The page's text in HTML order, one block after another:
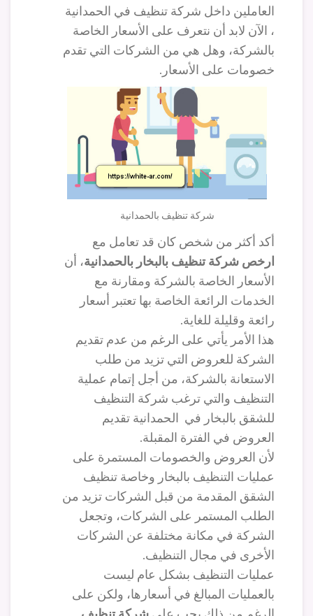
العاملين داخل شركة تنظيف في الحمدانية
، الآن لابد أن نتعرف على الأسعار الخاصة
بالشركة، وهل هي من الشركات التي تقدم
خصومات على الأسعار.
شركة تنظيف بالحمدانية
أكد أكثر من شخص كان قد تعامل مع
ارخص شركة تنظيف بالبخار بالحمدانية، أن
الأسعار الخاصة بالشركة ومقارنة مع
الخدمات الرائعة الخاصة بها تعتبر أسعار
رائعة وقليلة للغاية.
هذا الأمر يأتي على الرغم من عدم تقديم
الشركة للعروض التي تزيد من طلب
الاستعانة بالشركة، من أجل إتمام عملية
التنظيف والتي ترغب شركة التنظيف
للشقق بالبخار في الحمدانية تقديم
العروض في الفترة المقبلة.
لأن العروض والخصومات المستمرة على
عمليات التنظيف بالبخار وخاصة تنظيف
الشقق المقدمة من قبل الشركات تزيد من
الطلب المستمر على الشركات، وتجعل
الشركة في مكانة مختلفة عن الشركات
الأخرى في مجال التنظيف.
عمليات التنظيف بشكل عام ليست
بالعمليات المبالغ في أسعارها، ولكن على